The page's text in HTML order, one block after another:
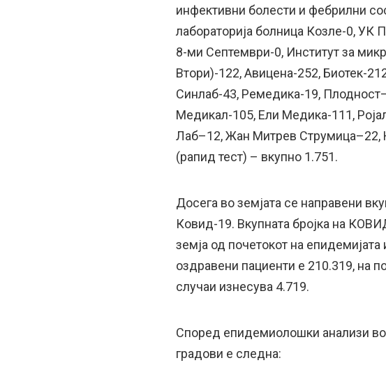
инфективни болести и фебрилни
лабораторија болница Козле-0, УК
8-ми Септември-0, Институт за
Втори)-122, Авицена-252, Биотек-
Синлаб-43, Ремедика-19,
Медикал-105, Ели Медика-111,
Лаб–12, Жан Митрев Струмица–22,
(рапид тест) – вкупно 1.751.
Досега во земјата се направени
Ковид-19. Вкупната бројка на
земја од почетокот на епидемијата
оздравени пациенти е 210.319, на
случаи изнесува 4.719.
Според епидемиолошки анализи
градови е следна: